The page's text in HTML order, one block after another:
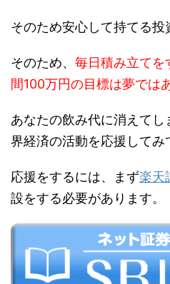
そのため安心して持てる投
そのため、 毎日積み立て
間100万円の目標は夢では
あなたの飲み代に消えて
界経済の活動を応援してみ
応援をするには、まず楽天
設をする必要があります。